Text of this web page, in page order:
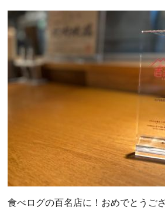
食べログの百名店に！おめでとうご